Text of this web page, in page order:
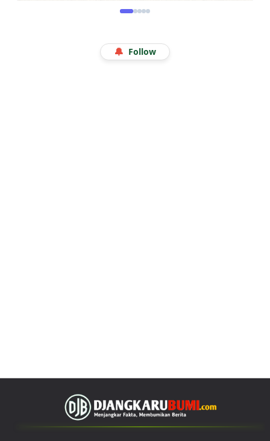
Menjelajah Angkasa di Kala Libur Sekolah: Serunya
Eduwisata Edukatif di Planetarium Jakarta
🔔 Follow